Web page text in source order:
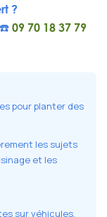
?
09 70 18 37 79
pour planter des
les sujets
et les
sur véhicules,